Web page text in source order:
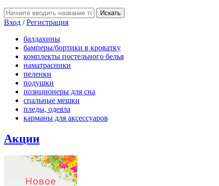
Вход /Регистрация
балдахины
бамперы/бортики в кроватку
комплекты постельного белья
наматрасники
пеленки
подушки
позиционеры для сна
спальные мешки
пледы, одеяла
карманы для аксеcсуаров
Акции